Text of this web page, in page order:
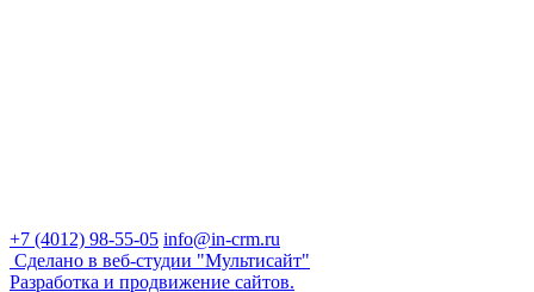
+7 (4012) 98-55-05 info@in-crm.ru
Сделано в веб-студии "Мультисайт"
Разработка и продвижение сайтов.